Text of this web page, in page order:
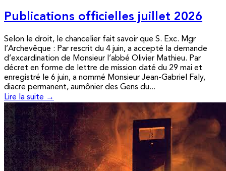
Publications officielles juillet 2026
Selon le droit, le chancelier fait savoir que S. Exc. Mgr
l’Archevêque : Par rescrit du 4 juin, a accepté la demande
d’excardination de Monsieur l’abbé Olivier Mathieu. Par
décret en forme de lettre de mission daté du 29 mai et
enregistré le 6 juin, a nommé Monsieur Jean-Gabriel Faly,
diacre permanent, aumônier des Gens du...
Lire la suite →